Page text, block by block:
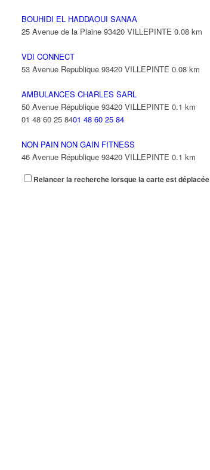
BOUHIDI EL HADDAOUI SANAA
25 Avenue de la Plaine 93420 VILLEPINTE 0.08 km
VDI CONNECT
53 Avenue Republique 93420 VILLEPINTE 0.08 km
AMBULANCES CHARLES SARL
50 Avenue République 93420 VILLEPINTE 0.1 km
01 48 60 25 8401 48 60 25 84
NON PAIN NON GAIN FITNESS
46 Avenue République 93420 VILLEPINTE 0.1 km
EUROCAB SERVICES
Relancer la recherche lorsque la carte est déplacée